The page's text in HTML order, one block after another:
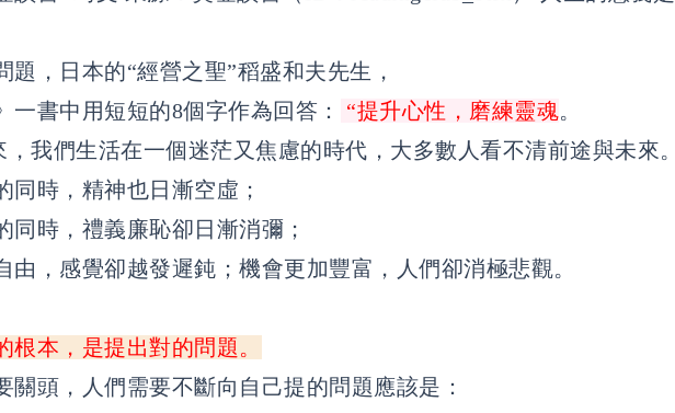
題，日本的“經營之聖”稻盛和夫先生，
一書中用短短的8個字作為回答：
“提升心性，磨練靈魂。
，我們生活在一個迷茫又焦慮的時代，大多數人看不清前途與未來。
同時，精神也日漸空虛；
同時，禮義廉恥卻日漸消彌；
由，感覺卻越發遲鈍；機會更加豐富，人們卻消極悲觀。
根本，是提出對的問題。
關頭，人們需要不斷向自己提的問題應該是：